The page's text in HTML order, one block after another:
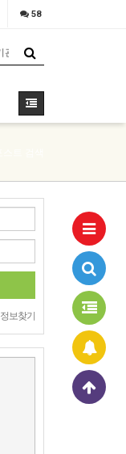
58
정보찾기